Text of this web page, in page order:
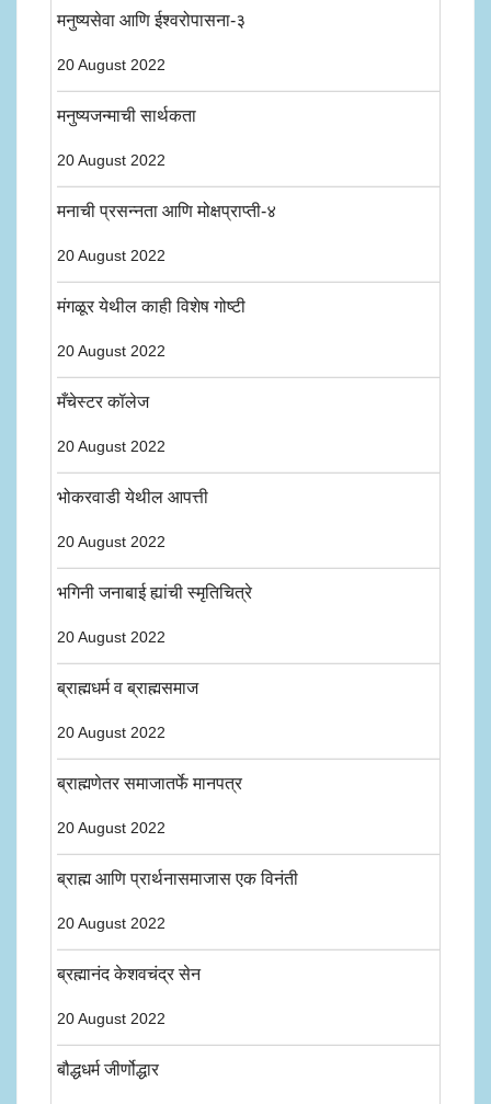
मनुष्यसेवा आणि ईश्वरोपासना-३
20 August 2022
मनुष्यजन्माची सार्थकता
20 August 2022
मनाची प्रसन्नता आणि मोक्षप्राप्ती-४
20 August 2022
मंगळूर येथील काही विशेष गोष्टी
20 August 2022
मँचेस्टर कॉलेज
20 August 2022
भोकरवाडी येथील आपत्ती
20 August 2022
भगिनी जनाबाई ह्यांची स्मृतिचित्रे
20 August 2022
ब्राह्मधर्म व ब्राह्मसमाज
20 August 2022
ब्राह्मणेतर समाजातर्फे मानपत्र
20 August 2022
ब्राह्म आणि प्रार्थनासमाजास एक विनंती
20 August 2022
ब्रह्मानंद केशवचंद्र सेन
20 August 2022
बौद्धधर्म जीर्णोद्धार